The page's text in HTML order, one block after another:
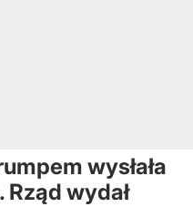
wysłała
wydał